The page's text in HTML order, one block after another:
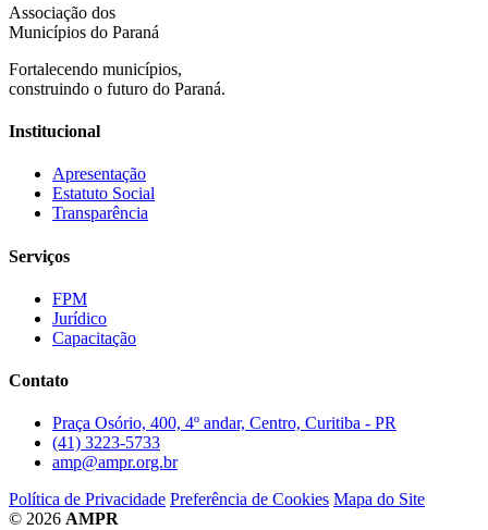
Associação dos
Municípios do Paraná
Fortalecendo municípios,
construindo o futuro do Paraná.
Institucional
Apresentação
Estatuto Social
Transparência
Serviços
FPM
Jurídico
Capacitação
Contato
Praça Osório, 400, 4º andar, Centro, Curitiba - PR
(41) 3223-5733
amp@ampr.org.br
Política de Privacidade Preferência de Cookies Mapa do Site
© 2026 AMPR